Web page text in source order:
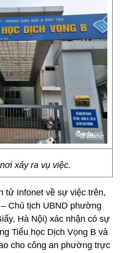
xảy ra vụ việc.
tử Infonet về sự việc trên,
Chủ tịch UBND phường
Hà Nội) xác nhận có sự
Tiểu học Dịch Vọng B và
cho công an phường trực